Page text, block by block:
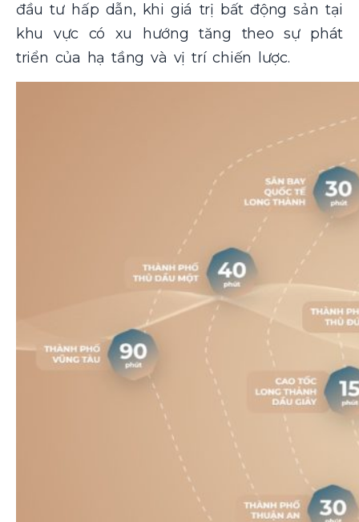
đầu tư hấp dẫn, khi giá trị bất động sản tại
khu vực có xu hướng tăng theo sự phát
triển của hạ tầng và vị trí chiến lược.